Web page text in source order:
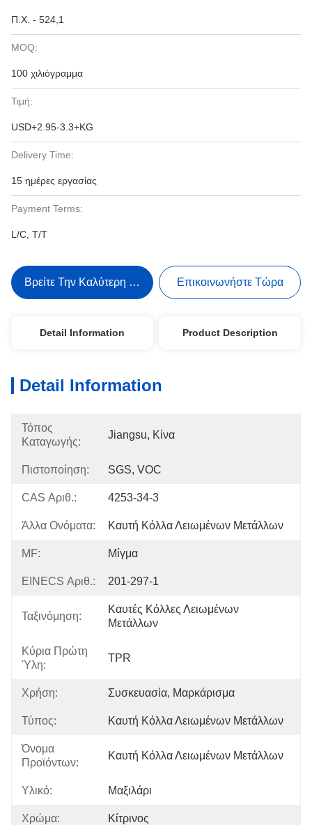
Π.Χ. - 524,1
MOQ:
100 χιλιόγραμμα
Τιμή:
USD+2.95-3.3+KG
Delivery Time:
15 ημέρες εργασίας
Payment Terms:
L/C, T/T
Βρείτε Την Καλύτερη Τιμή Επικοινωνήστε Τώρα
Detail Information Product Description
Detail Information
Τόπος
Καταγωγής:
Jiangsu, Κίνα
Πιστοποίηση: SGS, VOC
CAS Αριθ.: 4253-34-3
Άλλα Ονόματα: Καυτή Κόλλα Λειωμένων Μετάλλων
MF: Μίγμα
EINECS Αριθ.: 201-297-1
Ταξινόμηση:
Καυτές Κόλλες Λειωμένων
Μετάλλων
Κύρια Πρώτη
Ύλη:
TPR
Χρήση: Συσκευασία, Μαρκάρισμα
Τύπος: Καυτή Κόλλα Λειωμένων Μετάλλων
Όνομα
Προϊόντων:
Καυτή Κόλλα Λειωμένων Μετάλλων
Υλικό: Μαξιλάρι
Χρώμα: Κίτρινος